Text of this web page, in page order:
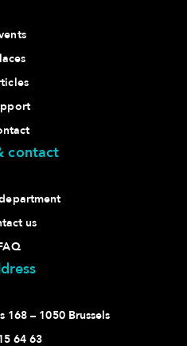
contact
us
168 – 1050 Brussels
64 63